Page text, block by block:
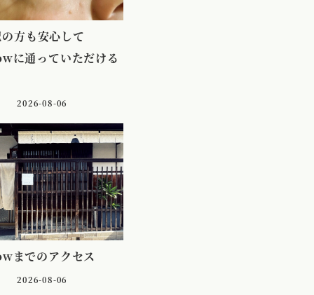
方も安心して
に通っていただける
2026-08-06
までのアクセス
2026-08-06